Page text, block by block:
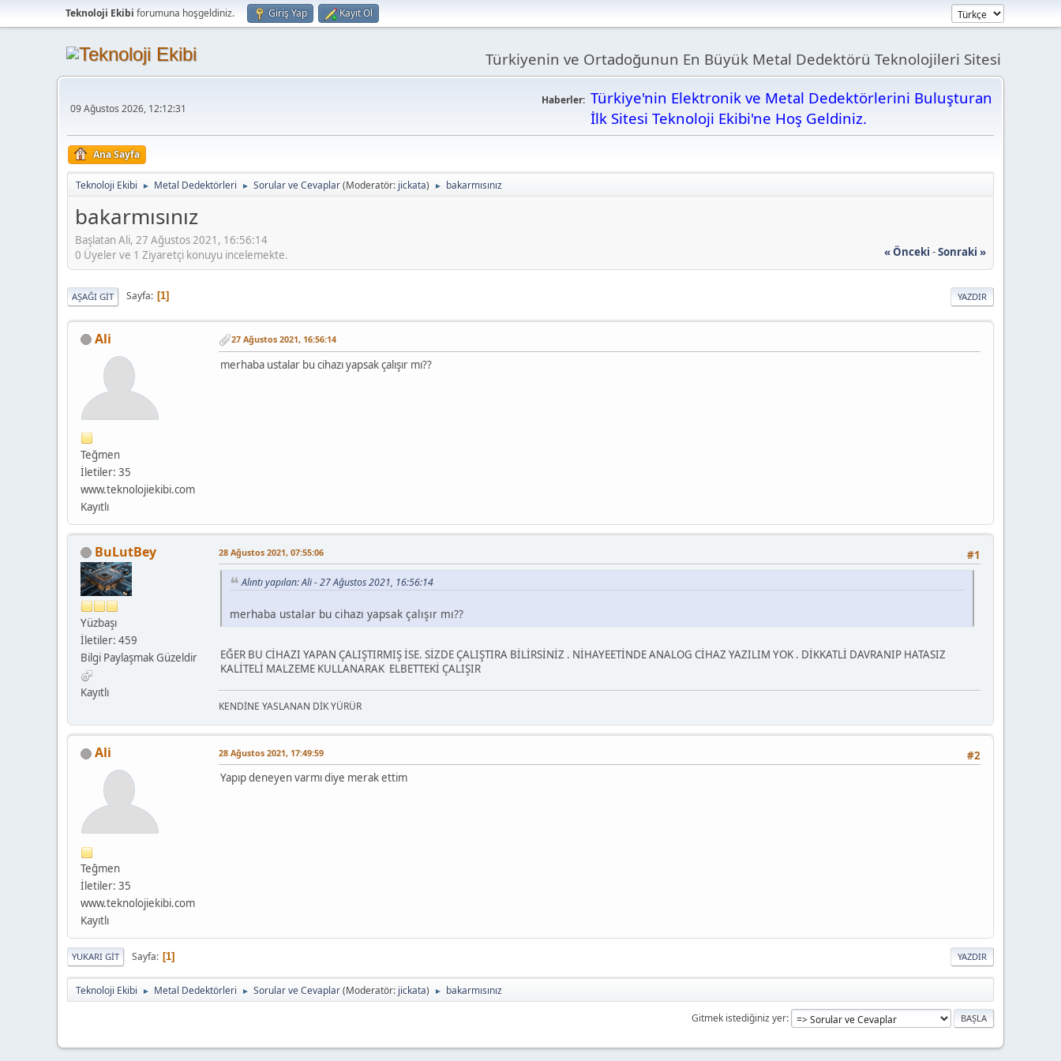
Teknoloji Ekibi forumuna hoşgeldiniz. Giriş Yap Kayıt Ol
Türkiyenin ve Ortadoğunun En Büyük Metal Dedektörü Teknolojileri Sitesi
09 Ağustos 2026, 12:12:31
Haberler: Türkiye'nin Elektronik ve Metal Dedektörlerini Buluşturan
İlk Sitesi Teknoloji Ekibi'ne Hoş Geldiniz.
Ana Sayfa
Teknoloji Ekibi ► Metal Dedektörleri ► Sorular ve Cevaplar(Moderatör: jickata) ► bakarmısınız
bakarmısınız
Başlatan Ali, 27 Ağustos 2021, 16:56:14
« Önceki -Sonraki »
0 Üyeler ve 1 Ziyaretçi konuyu incelemekte.
YAZDIR
AŞAĞI GIT Sayfa 1
Ali
Teğmen
İletiler: 35
www.teknolojiekibi.com
Kayıtlı
27 Ağustos 2021, 16:56:14
merhaba ustalar bu cihazı yapsak çalışır mı??
BuLutBey
Yüzbaşı
İletiler: 459
Bilgi Paylaşmak Güzeldir
Kayıtlı
#1
28 Ağustos 2021, 07:55:06
Alıntı yapılan: Ali - 27 Ağustos 2021, 16:56:14
merhaba ustalar bu cihazı yapsak çalışır mı??
EĞER BU CİHAZI YAPAN ÇALIŞTIRMIŞ İSE. SİZDE ÇALIŞTIRA BİLİRSİNİZ . NİHAYEETİNDE ANALOG CİHAZ YAZILIM YOK . DİKKATLİ DAVRANIP HATASIZ
KALİTELİ MALZEME KULLANARAK ELBETTEKİ ÇALIŞIR
KENDİNE YASLANAN DİK YÜRÜR
Ali
Teğmen
İletiler: 35
www.teknolojiekibi.com
Kayıtlı
#2
28 Ağustos 2021, 17:49:59
Yapıp deneyen varmı diye merak ettim
YAZDIR
YUKARI GIT Sayfa 1
Teknoloji Ekibi ► Metal Dedektörleri ► Sorular ve Cevaplar(Moderatör: jickata) ► bakarmısınız
Gitmek istediğiniz yer